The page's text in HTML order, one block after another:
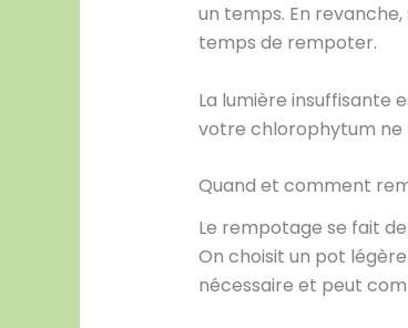
un temps. En
temps de rempoter.
La lumière insuffisante
votre chlorophytum ne
Quand et comment
Le rempotage se fait
On choisit un pot
nécessaire et peut